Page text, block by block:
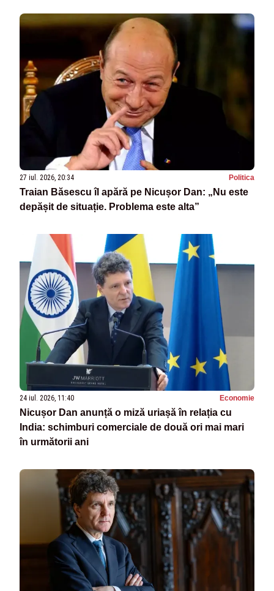
27 iul. 2026, 20:34 Politica
Traian Băsescu îl apără pe Nicușor Dan: „Nu este
depășit de situație. Problema este alta”
24 iul. 2026, 11:40 Economie
Nicușor Dan anunță o miză uriașă în relația cu
India: schimburi comerciale de două ori mai mari
în următorii ani